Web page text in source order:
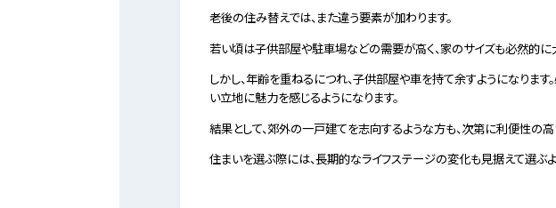
老後の住み替えでは、また違う要素が加わります。
若い頃は子供部屋や駐車場などの需要が高く、家のサイズも必然的に
しかし、年齢を重ねるにつれ、子供部屋や車を持て余すようになりま
い立地に魅力を感じるようになります。
結果として、郊外の一戸建てを志向するような方も、次第に利便性の
住まいを選ぶ際には、長期的なライフステージの変化も見据えて選ぶよ